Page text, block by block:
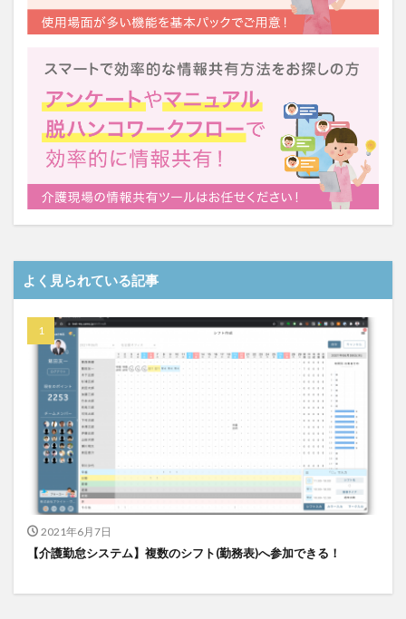
よく見られている記事
2021年6月7日
【介護勤怠システム】複数のシフト(勤務表)へ参加できる！
涼しい
清潔感
濱崎明子
理念・ビジョンの浸透
第36回 介護福祉国家試験
生産性向上
申し送り 登壇
皮膚炎
社会福祉協議会
社会福祉士
社会福祉法人 若竹大寿会
社会福祉法人フラワー園
社会福祉連携推進法人
社内エンゲージメント
社内コミュニケーション
社内ポイントシステム
福祉
第35回 介護福祉国家試験
介護テクノロジー
介護DX
AprilDream ケアニン
カンテレ
グッドデザイン賞
ケアズ・コネクト
ケアデータコネクト
ケアデータコネクト ホーム
コーチング
オリブ園
コミュニケーション
コンピテンシー
サービス付き高齢者住宅
サービス責任者
サカナクション
サポート
サンクスカード
シーツ
シフト表 ジャイ子
ショートヘアー
スケッター
スタッフ不足
スタッフ定着
ガレリア
BPOサービス
CareTEX CDCホーム
CoeFont